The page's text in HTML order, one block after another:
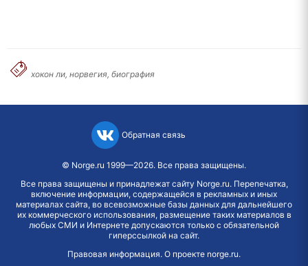
хокон ли, норвегия, биография
Обратная связь
© Norge.ru 1999—2026. Все права защищены.
Все права защищены и принадлежат сайту Norge.ru. Перепечатка,
включение информации, содержащейся в рекламных и иных
материалах сайта, во всевозможные базы данных для дальнейшего
их коммерческого использования, размещение таких материалов в
любых СМИ и Интернете допускаются только с обязательной
гиперссылкой на сайт.
Правовая информация. О проекте norge.ru.